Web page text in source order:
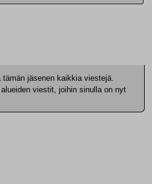
jäsenen kaikkia viestejä.
viestit, joihin sinulla on nyt